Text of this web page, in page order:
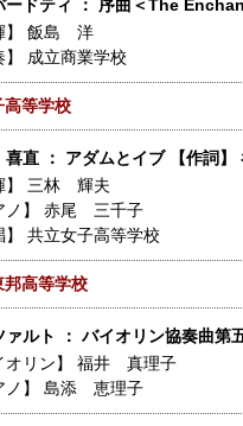
ードティ ： 序曲＜The
】飯島 洋
】 成立商業学校
等学校
直 ： アダムとイブ 【作詞
】 三林 輝夫
ノ】赤尾 三千子
】共立女子高等学校
高等学校
ァルト ： バイオリン協奏曲
オリン】福井 真理子
ノ】島添 恵理子